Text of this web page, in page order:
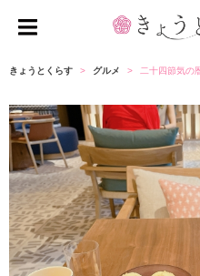
ょ
と
く
ら
す
きょうとくらす グルメ 二十四節気の